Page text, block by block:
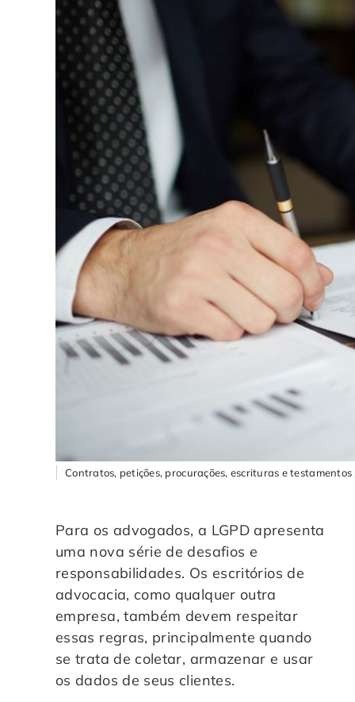
Contratos, petições, procurações, escrituras e
Para os advogados, a LGPD apresenta
uma nova série de desafios e
responsabilidades. Os escritórios de
advocacia, como qualquer outra
empresa, também devem respeitar
essas regras, principalmente quando
se trata de coletar, armazenar e usar
os dados de seus clientes.